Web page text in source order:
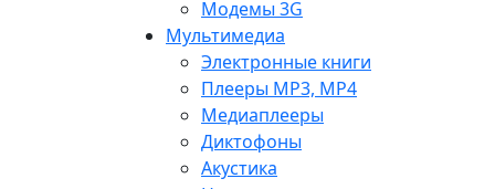
Модемы 3G
Мультимедиа
Электронные книги
Плееры MP3, MP4
Медиаплееры
Диктофоны
Акустика